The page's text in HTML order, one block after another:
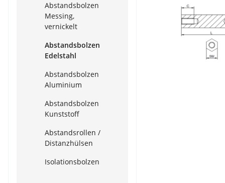
Abstandsbolzen
Messing,
vernickelt
Abstandsbolzen
Edelstahl
Abstandsbolzen
Aluminium
Abstandsbolzen
Kunststoff
Abstandsrollen /
Distanzhülsen
Isolationsbolzen